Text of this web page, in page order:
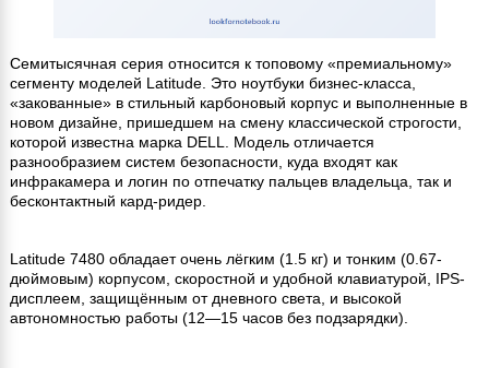
Семитысячная серия относится к топовому «премиальному»
сегменту моделей Latitude. Это ноутбуки бизнес-класса,
«закованные» в стильный карбоновый корпус и выполненные в
новом дизайне, пришедшем на смену классической строгости,
которой известна марка DELL. Модель отличается
разнообразием систем безопасности, куда входят как
инфракамера и логин по отпечатку пальцев владельца, так и
бесконтактный кард-ридер.
Latitude 7480 обладает очень лёгким (1.5 кг) и тонким (0.67-
дюймовым) корпусом, скоростной и удобной клавиатурой, IPS-
дисплеем, защищённым от дневного света, и высокой
автономностью работы (12—15 часов без подзарядки).